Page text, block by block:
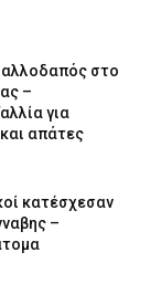
στο
–
για
απάτες
κατέσχεσαν
–